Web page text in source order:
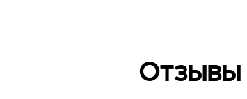
Отзывы